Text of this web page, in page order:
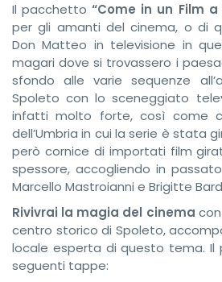
Il pacchetto“Come in un Film a
per gli amanti del cinema, o di
Don Matteo in televisione in
magari dove si trovassero i
sfondo alle varie sequenze
Spoleto con lo sceneggiato
infatti molto forte, così come
dell’Umbria in cui la serie è stata
però cornice di importati film
spessore, accogliendo in
Marcello Mastroianni e Brigitte
Rivivrai la magia del cinema
centro storico di Spoleto,
locale esperta di questo tema. Il
seguenti tappe: